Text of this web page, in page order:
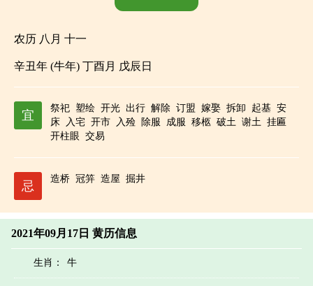
农历 八月 十一
辛丑年 (牛年) 丁酉月 戊辰日
宜
祭祀 塑绘 开光 出行 解除 订盟 嫁娶 拆卸 起基 安
床
入宅 开市 入殓 除服 成服 移柩 破土 谢土 挂匾
开柱眼 交易
忌
造桥 冠笄 造屋 掘井
2021年09月17日 黄历信息
生肖： 牛